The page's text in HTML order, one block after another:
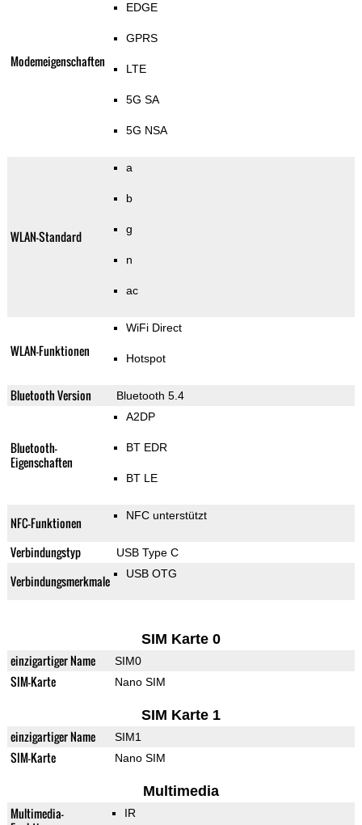
Modemeigenschaften
EDGE
GPRS
LTE
5G SA
5G NSA
WLAN-Standard
a
b
g
n
ac
WLAN-Funktionen
WiFi Direct
Hotspot
Bluetooth Version Bluetooth 5.4
Bluetooth-
Eigenschaften
A2DP
BT EDR
BT LE
NFC-Funktionen NFC unterstützt
Verbindungstyp USB Type C
Verbindungsmerkmale USB OTG
SIM Karte 0
einzigartiger Name SIM0
SIM-Karte Nano SIM
SIM Karte 1
einzigartiger Name SIM1
SIM-Karte Nano SIM
Multimedia
Multimedia-
IR